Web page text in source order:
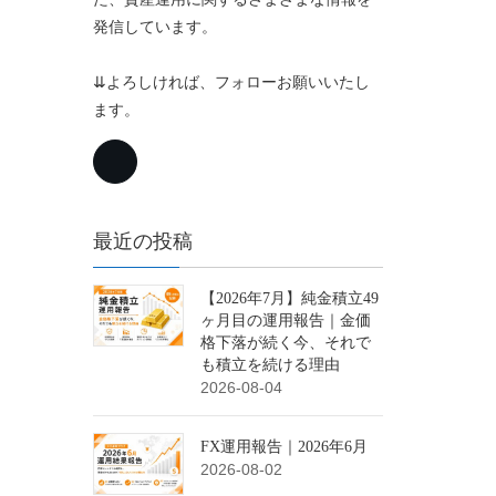
発信しています。
⇊よろしければ、フォローお願いいたし
ます。
最近の投稿
【2026年7月】純金積立49
ヶ月目の運用報告｜金価
格下落が続く今、それで
も積立を続ける理由
2026-08-04
FX運用報告｜2026年6月
2026-08-02